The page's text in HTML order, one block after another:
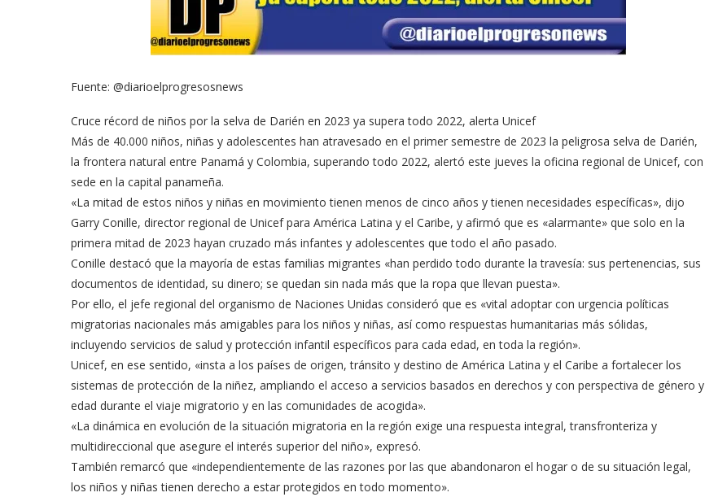
Fuente: @diarioelprogresosnews
Cruce récord de niños por la selva de Darién en 2023 ya supera todo 2022, alerta Unicef
Más de 40.000 niños, niñas y adolescentes han atravesado en el primer semestre de 2023 la peligrosa selva de Darién,
la frontera natural entre Panamá y Colombia, superando todo 2022, alertó este jueves la oficina regional de Unicef, con
sede en la capital panameña.
«La mitad de estos niños y niñas en movimiento tienen menos de cinco años y tienen necesidades específicas», dijo
Garry Conille, director regional de Unicef para América Latina y el Caribe, y afirmó que es «alarmante» que solo en la
primera mitad de 2023 hayan cruzado más infantes y adolescentes que todo el año pasado.
Conille destacó que la mayoría de estas familias migrantes «han perdido todo durante la travesía: sus pertenencias, sus
documentos de identidad, su dinero; se quedan sin nada más que la ropa que llevan puesta».
Por ello, el jefe regional del organismo de Naciones Unidas consideró que es «vital adoptar con urgencia políticas
migratorias nacionales más amigables para los niños y niñas, así como respuestas humanitarias más sólidas,
incluyendo servicios de salud y protección infantil específicos para cada edad, en toda la región».
Unicef, en ese sentido, «insta a los países de origen, tránsito y destino de América Latina y el Caribe a fortalecer los
sistemas de protección de la niñez, ampliando el acceso a servicios basados en derechos y con perspectiva de género y
edad durante el viaje migratorio y en las comunidades de acogida».
«La dinámica en evolución de la situación migratoria en la región exige una respuesta integral, transfronteriza y
multidireccional que asegure el interés superior del niño», expresó.
También remarcó que «independientemente de las razones por las que abandonaron el hogar o de su situación legal,
los niños y niñas tienen derecho a estar protegidos en todo momento».